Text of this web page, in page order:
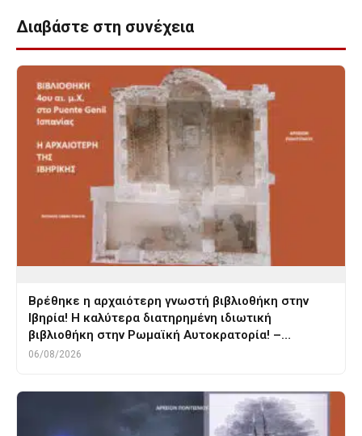
Διαβάστε στη συνέχεια
Βρέθηκε η αρχαιότερη γνωστή βιβλιοθήκη στην
Ιβηρία! Η καλύτερα διατηρημένη ιδιωτική
βιβλιοθήκη στην Ρωμαϊκή Αυτοκρατορία! –…
06/08/2026